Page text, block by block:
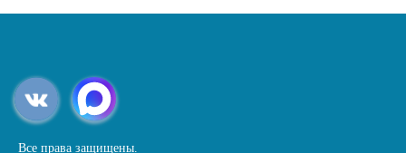
Все права защищены.